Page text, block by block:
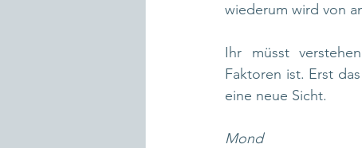
wiederum wird von
Ihr müsst
Faktoren ist. Erst
eine neue Sicht.
Mond